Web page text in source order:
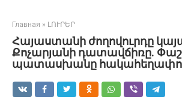
Главная » ԼՈՒՐԵՐ
Հայաստանի ժողովուրդը
Քոչարյանի դատավճիռը.
պատասխանը